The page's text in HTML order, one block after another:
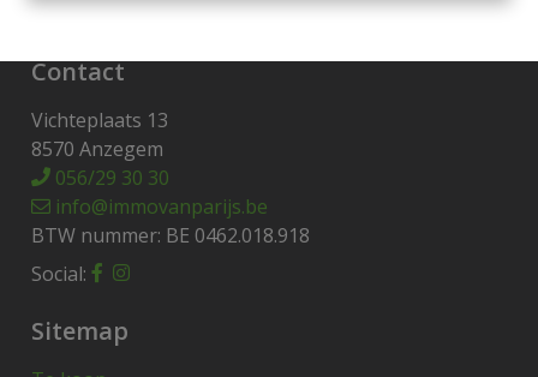
Privacy statement-Disclaimer
Contact
Vichteplaats 13
8570 Anzegem
056/29 30 30
info@immovanparijs.be
BTW nummer: BE 0462.018.918
Social:
Sitemap